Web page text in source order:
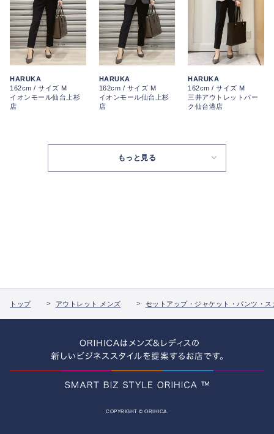
HARUKA
162cm / サイズ M
イオンモール仙台上杉
店
HARUKA
162cm / サイズ M
イオンモール仙台上杉
店
HARUKA
162cm / サイズ M
三井アウトレットパー
ク仙台港店
もっと見る
トップ アウトレット メンズ セットアップ・ジャケット・パンツ・ス
COPYRIGHT © ORIHICA.